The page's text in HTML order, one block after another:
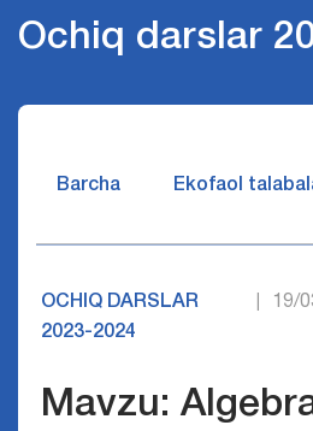
Ochiq darslar
Barcha Ekofaol
OCHIQ DARSLAR
2023-2024
19/
Mavzu: